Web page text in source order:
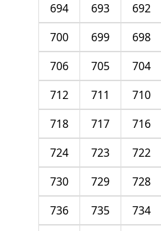
692
693
694
698
699
700
704
705
706
710
711
712
716
717
718
722
723
724
728
729
730
734
735
736